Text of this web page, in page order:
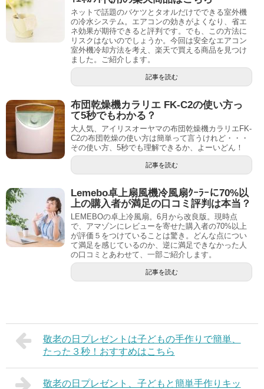
ネットで話題のバケツとタオルだけでできる室外機
の冷水システム。エアコンの効きがよくなり、省エ
ネ効果が期待できると評判です。でも、この方法に
リスクはないのでしょうか。今回は安全なエアコン
室外機冷却方法を考え、楽天で買える商品を見つけ
ました。ご紹介します。
記事を読む
布団乾燥機カラリエ FK-C2の使い方っ
て5秒でもわかる？
大人気、アイリスオーヤマの布団乾燥機カラリエFK-
C2の布団乾燥の使い方は簡単って言うけれど・・・
その使い方、5秒でも理解できるか、よーいどん！
記事を読む
Lemebo卓上扇風機冷風扇ｸｰﾗｰに70%以
上の購入者が満足の口コミ評判は本当？
LEMEBOの卓上冷風扇。6月から改良版。現時点
で、アマゾンにレビューを寄せた購入者の70%以上
が評価５をつけていることは驚き。どんな点につい
て満足を感じているのか、逆に満足できなかった人
の口コミとあわせて、一部ご紹介します。
記事を読む
敬老の日プレゼントは子どもの手作りで簡単、
たった３秒！おすすめはこちら
敬老の日プレゼント、子どもと簡単手作りキッ